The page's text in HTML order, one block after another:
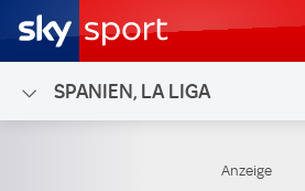
SPANIEN, LA LIGA